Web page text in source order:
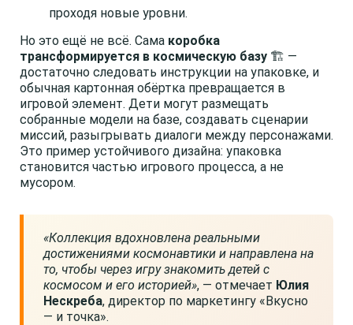
проходя новые уровни.
Но это ещё не всё. Сама коробка
трансформируется в космическую базу 🏗️ —
достаточно следовать инструкции на упаковке, и
обычная картонная обёртка превращается в
игровой элемент. Дети могут размещать
собранные модели на базе, создавать сценарии
миссий, разыгрывать диалоги между персонажами.
Это пример устойчивого дизайна: упаковка
становится частью игрового процесса, а не
мусором.
«Коллекция вдохновлена реальными
достижениями космонавтики и направлена на
то, чтобы через игру знакомить детей с
космосом и его историей», — отмечает Юлия
Нескреба, директор по маркетингу «Вкусно
— и точка».